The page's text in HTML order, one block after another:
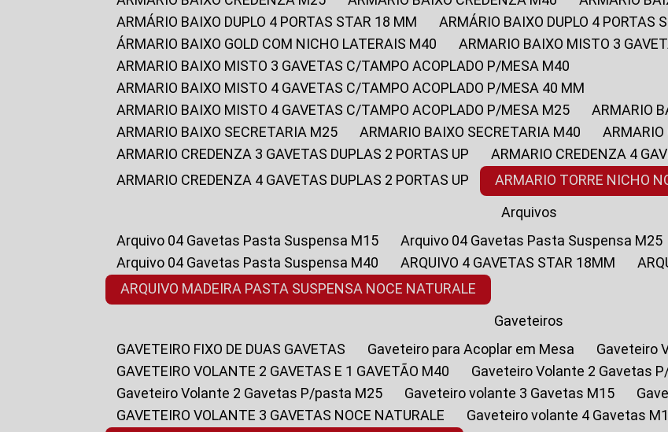
ARMÁRIO BAIXO DUPLO 4 PORTAS STAR 18 MM
ARMÁRIO BAIXO DUPLO 4 PORTAS
ÁRMARIO BAIXO GOLD COM NICHO LATERAIS M40
ARMARIO BAIXO MISTO 3
ARMARIO BAIXO MISTO 3 GAVETAS C/TAMPO ACOPLADO P/MESA M40
ARMARIO BAIXO MISTO 4 GAVETAS C/TAMPO ACOPLADO P/MESA 40 MM
ARMARIO BAIXO MISTO 4 GAVETAS C/TAMPO ACOPLADO P/MESA M25
ARMARIO
ARMARIO BAIXO SECRETARIA M25
ARMARIO BAIXO SECRETARIA M40
ARMARIO CREDENZA 3 GAVETAS DUPLAS 2 PORTAS UP
ARMARIO CREDENZA 4
ARMARIO CREDENZA 4 GAVETAS DUPLAS 2 PORTAS UP
ARMARIO TORRE NICHO
Arquivos
Arquivo 04 Gavetas Pasta Suspensa M15
Arquivo 04 Gavetas Pasta Suspensa M25
Arquivo 04 Gavetas Pasta Suspensa M40
ARQUIVO 4 GAVETAS STAR 18MM
ARQUIVO MADEIRA PASTA SUSPENSA NOCE NATURALE
Gaveteiros
GAVETEIRO FIXO DE DUAS GAVETAS
Gaveteiro para Acoplar em Mesa
GAVETEIRO VOLANTE 2 GAVETAS E 1 GAVETÃO M40
Gaveteiro Volante 2 Gavetas
Gaveteiro Volante 2 Gavetas P/pasta M25
Gaveteiro volante 3 Gavetas M15
GAVETEIRO VOLANTE 3 GAVETAS NOCE NATURALE
Gaveteiro volante 4 Gavetas